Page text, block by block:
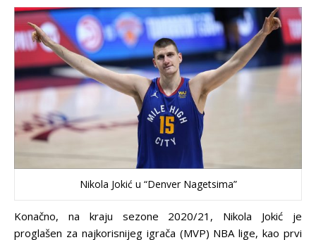
Nikola Jokić u “Denver Nagetsima”
Konačno, na kraju sezone 2020/21, Nikola Jokić je
proglašen za najkorisnijeg igrača (MVP) NBA lige, kao prvi